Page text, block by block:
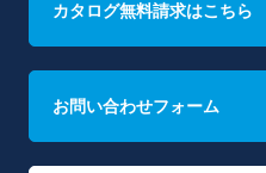
カタログ無料請求はこちら
お問い合わせフォーム